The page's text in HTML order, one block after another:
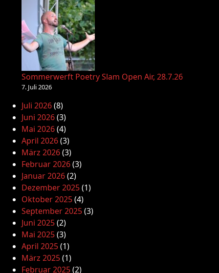
Sommerwerft Poetry Slam Open Air, 28.7.26
7. Juli 2026
Juli 2026(8)
Juni 2026(3)
Mai 2026(4)
April 2026(3)
März 2026(3)
Februar 2026(3)
Januar 2026(2)
Dezember 2025(1)
Oktober 2025(4)
September 2025(3)
Juni 2025(2)
Mai 2025(3)
April 2025(1)
März 2025(1)
Februar 2025(2)